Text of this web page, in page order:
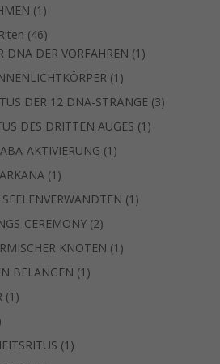
1 1
Produkt
4646
Produkte
DNA DER VORFAHREN 1 1
1 1
Produkt
DER 12 DNA-STRÄNGE 33
DES DRITTEN AUGES 1 1
AKTIVIERUNG 1 1
1 1
Produkt
1 1
CEREMONY 22
Produkte
KNOTEN 1 1
BELANGEN 1 1
1 1
Produkt
1 1